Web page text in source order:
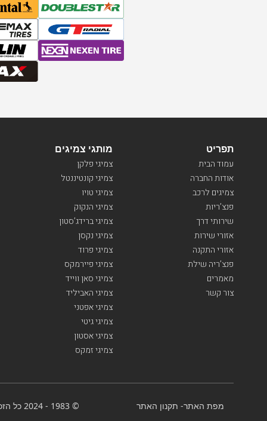
מותגי צמיגים
צמיגי פלקן
צמיגי קונטיננטל
צמיגי טויו
צמיגי הנקוק
צמיגי ברידג’סטון
צמיגי נקסן
צמיגי פרוד
צמיגי פיירמקס
צמיגי סאן ווייד
צמיגי האביליד
צמיגי אפטני
צמיגי גיטי
צמיגי אסטון
צמיגי זמקס
תפריט
עמוד הבית
אודות החברה
צמיגים לרכב
פנצ’ריות
שירותי דרך
אזורי שירות
אזורי התקנה
פנצ’ריה שילת
מאמרים
צור קשר
מפת האתר- תקנון האתר © 1983 - 2024 כל הזכויות שמורות-BenGal